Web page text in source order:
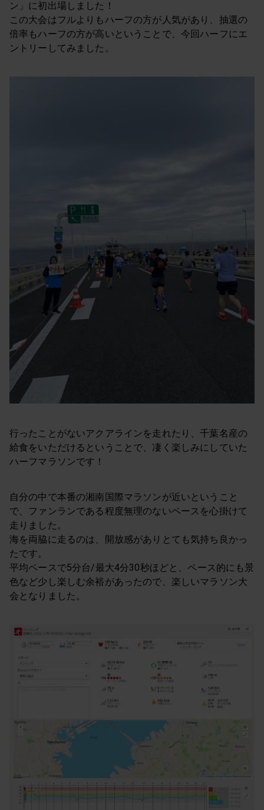
ン」に初出場しました！
この大会はフルよりもハーフの方が人気があり、抽選の
倍率もハーフの方が高いということで、今回ハーフにエ
ントリーしてみました。
行ったことがないアクアラインを走れたり、千葉名産の
給食をいただけるということで、凄く楽しみにしていた
ハーフマラソンです！
自分の中で本番の湘南国際マラソンが近いということ
で、ファンランである程度無理のないペースを心掛けて
走りました。
海を両脇に走るのは、開放感がありとても気持ち良かっ
たです。
平均ペースで5分台/最大4分30秒ほどと、ペース的にも景
色など少し楽しむ余裕があったので、楽しいマラソン大
会となりました。